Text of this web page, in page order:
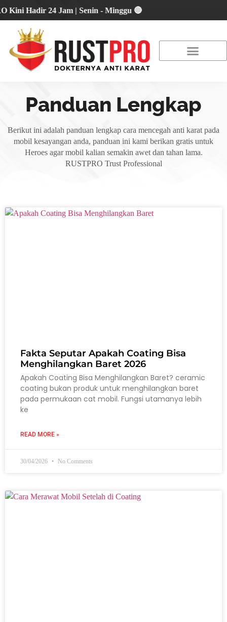
Hadir 24 Jam | Senin - Minggu 🔴
Panduan Lengkap
Berikut ini adalah panduan lengkap cara mencegah anti karat pada
mobil kesayangan anda, panduan ini kami berikan gratis untuk
Heroes agar mobil kalian semakin awet dan tahan lama.
RUSTPRO Trust Professional
Fakta Seputar Apakah Coating Bisa
Menghilangkan Baret 2026
Apakah Coating Bisa Menghilangkan Baret? ceramic
coating bukan produk untuk menghilangkan baret
pada permukaan cat mobil. Fungsi utamanya lebih
ke
READ MORE »
30/04/2026 No Comments